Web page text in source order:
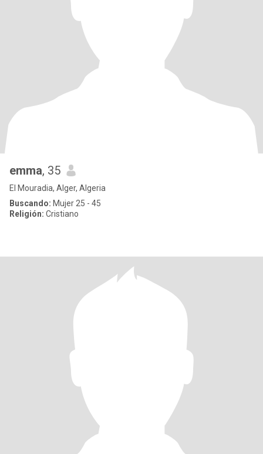
emma, 35
El Mouradia, Alger, Algeria
Buscando: Mujer 25 - 45
Religión: Cristiano